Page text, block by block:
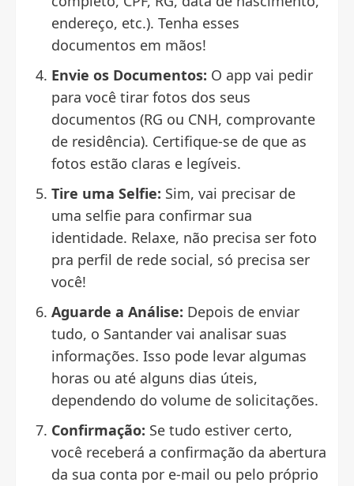
endereço, etc.). Tenha esses
documentos em mãos!
Envie os Documentos: O app vai pedir
para você tirar fotos dos seus
documentos (RG ou CNH, comprovante
de residência). Certifique-se de que as
fotos estão claras e legíveis.
Tire uma Selfie: Sim, vai precisar de
uma selfie para confirmar sua
identidade. Relaxe, não precisa ser foto
pra perfil de rede social, só precisa ser
você!
Aguarde a Análise: Depois de enviar
tudo, o Santander vai analisar suas
informações. Isso pode levar algumas
horas ou até alguns dias úteis,
dependendo do volume de solicitações.
Confirmação: Se tudo estiver certo,
você receberá a confirmação da abertura
da sua conta por e-mail ou pelo próprio